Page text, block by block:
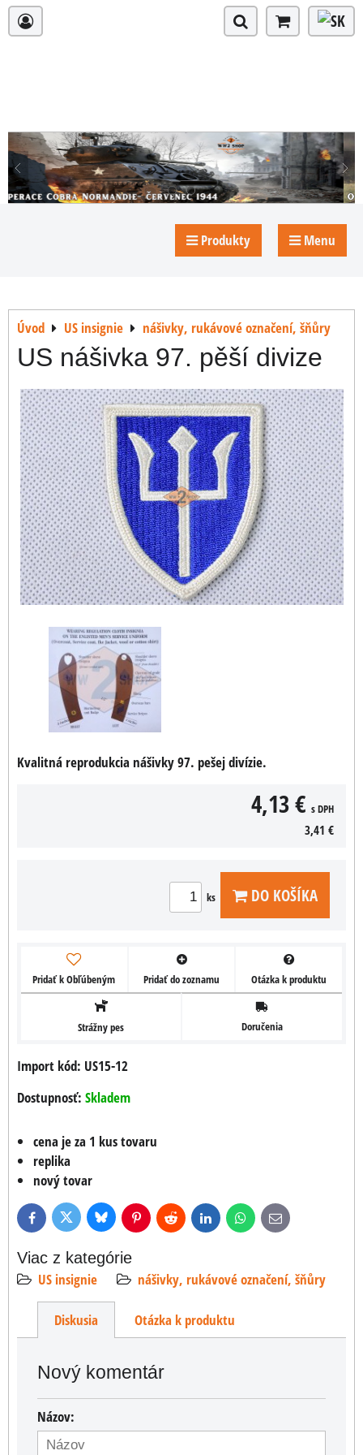
Produkty Menu
Úvod US insignie nášivky, rukávové označení, šňůry
US nášivka 97. pěší divize
Kvalitná reprodukcia nášivky 97. pešej divízie.
4,13 € s DPH
3,41 €
ks DO KOŠÍKA
Pridať k Obľúbeným Pridať do zoznamu Otázka k produktu
Strážny pes Doručenia
Import kód: US15-12
Dostupnosť: Skladem
cena je za 1 kus tovaru
replika
nový tovar
FacebookTwitter BlueskyPinterestReddit LinkedInWhatsApp
E-
mail
Viac z kategórie
US insignie
nášivky, rukávové označení, šňůry
Diskusia Otázka k produktu
Nový komentár
Názov: